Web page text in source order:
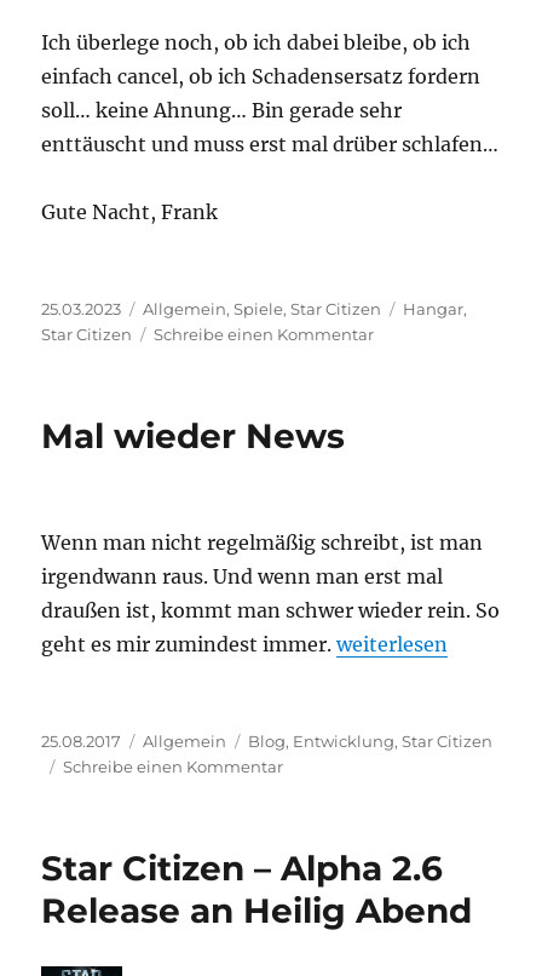
Ich überlege noch, ob ich dabei bleibe, ob ich
einfach cancel, ob ich Schadensersatz fordern
soll… keine Ahnung… Bin gerade sehr
enttäuscht und muss erst mal drüber schlafen…
Gute Nacht, Frank
Veröffentlicht
am
25.03.2023 Kategorien
Allgemein,Spiele,Star Citizen Schlagwörter
Hangar,
Star Citizen
Schreibe einen Kommentarzu
Mal wieder News
Wenn man nicht regelmäßig schreibt, ist man
irgendwann raus. Und wenn man erst mal
draußen ist, kommt man schwer wieder rein. So
geht es mir zumindest immer.„Mal wieder News“
weiterlesen
Veröffentlicht
am
25.08.2017 Kategorien
Allgemein Schlagwörter
Blog, Entwicklung,Star Citizen
Schreibe einen Kommentarzu
Star Citizen – Alpha 2.6
Release an Heilig Abend